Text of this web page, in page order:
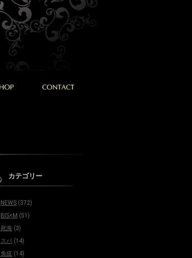
カテゴリー
NEWS (372)
BIS<M (51)
死海 (3)
スパ (14)
免疫 (14)